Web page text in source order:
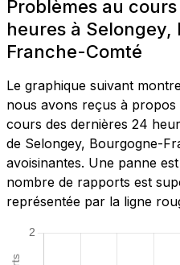
Problèmes au
heures à Selongey,
Franche-Comté
Le graphique suivant
nous avons reçus à
cours des dernières 24
de Selongey, Bourgogne-
avoisinantes. Une panne
nombre de rapports est
représentée par la ligne